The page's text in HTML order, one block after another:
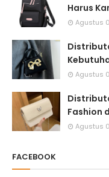
Harus
Agustus
Agustus
Fashion
Agustus
FACEBOOK